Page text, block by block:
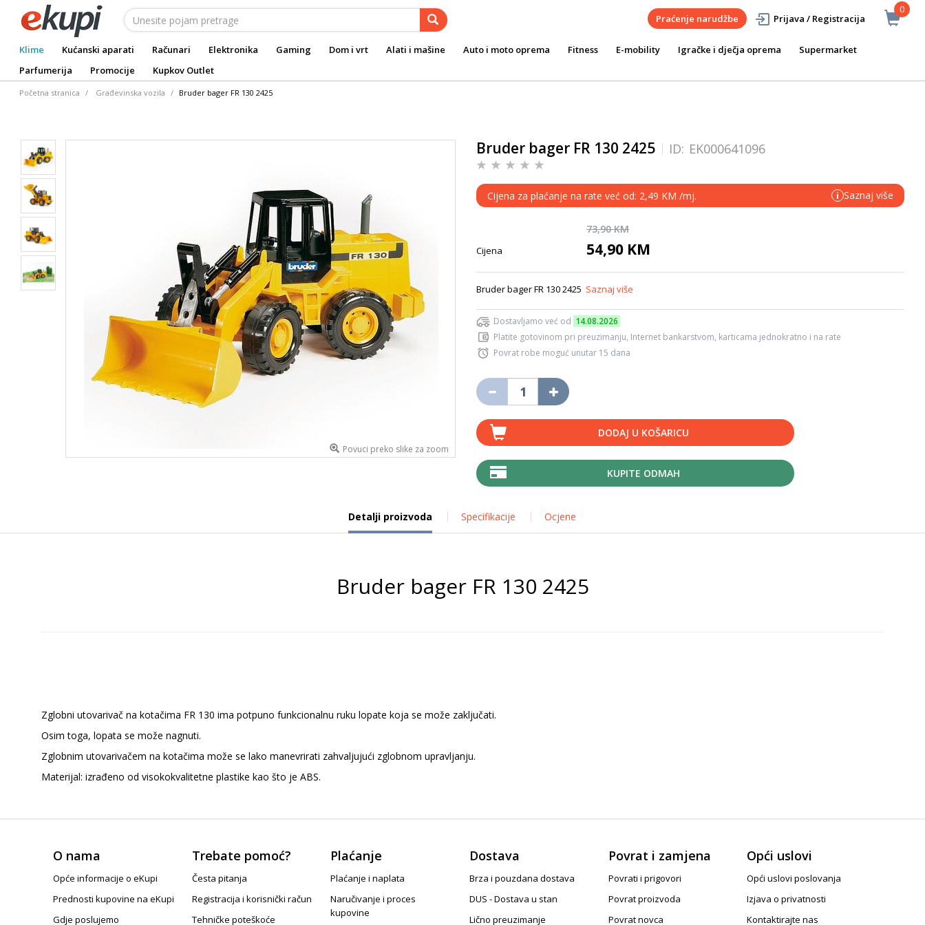
0
Praćenje narudžbe Prijava / Registracija
Klime Kućanski aparati Računari Elektronika Gaming Dom i vrt Alati i mašine Auto i moto oprema Fitness E-mobility Igračke i dječja oprema
Supermarket
Parfumerija
Promocije Kupkov Outlet
Početna stranica Građevinska vozila Bruder bager FR 130 2425
Povuci preko slike za zoom
Bruder bager FR 130 2425 ID: EK000641096
Cijena za plaćanje na rate već od: 2,49 KM /mj. i Saznaj više
73,90 KM
Cijena 54,90 KM
Bruder bager FR 130 2425 Saznaj više
Dostavljamo već od 14.08.2026
Platite gotovinom pri preuzimanju, Internet bankarstvom, karticama jednokratno i na rate
Povrat robe moguć unutar 15 dana
DODAJ U KOŠARICU
KUPITE ODMAH
Detalji proizvoda Specifikacije Ocjene
Bruder bager FR 130 2425
Zglobni utovarivač na kotačima FR 130 ima potpuno funkcionalnu ruku lopate koja se može zaključati.
Osim toga, lopata se može nagnuti.
Zglobnim utovarivačem na kotačima može se lako manevrirati zahvaljujući zglobnom upravljanju.
Materijal: izrađeno od visokokvalitetne plastike kao što je ABS.
O nama
Opće informacije o eKupi
Prednosti kupovine na eKupi
Gdje poslujemo
Trebate pomoć?
Česta pitanja
Registracija i korisnički račun
Tehničke poteškoće
Plaćanje
Plaćanje i naplata
Naručivanje i proces
kupovine
Dostava
Brza i pouzdana dostava
DUS - Dostava u stan
Lično preuzimanje
Povrat i zamjena
Povrati i prigovori
Povrat proizvoda
Povrat novca
Opći uslovi
Opći uslovi poslovanja
Izjava o privatnosti
Kontaktirajte nas